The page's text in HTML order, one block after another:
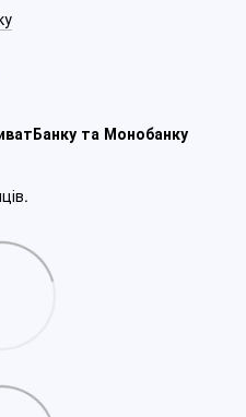
та Монобанку